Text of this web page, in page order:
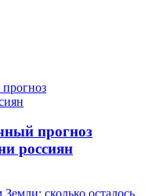
прогноз
россиян